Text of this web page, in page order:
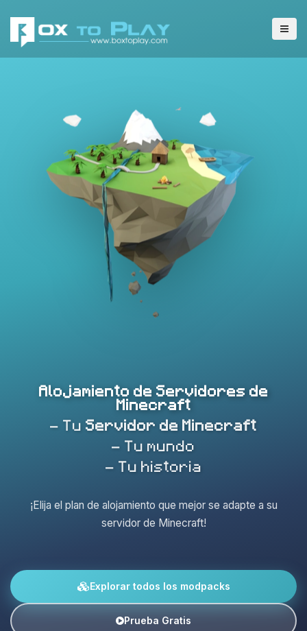
Alojamiento de Servidores de
Minecraft
- Tu Servidor de Minecraft
- Tu mundo
- Tu historia
¡Elija el plan de alojamiento que mejor se adapte a su
servidor de Minecraft!
Explorar todos los modpacks
Prueba Gratis